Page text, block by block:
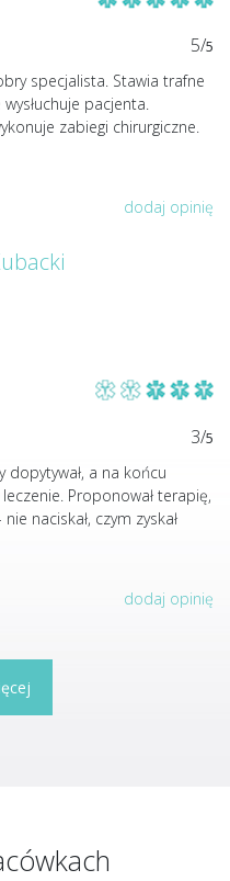
5/5
specjalista. Stawia trafne
pacjenta.
zabiegi chirurgiczne.
dodaj opinię
3/5
dopytywał, a na końcu
Proponował terapię,
naciskał, czym zyskał
dodaj opinię